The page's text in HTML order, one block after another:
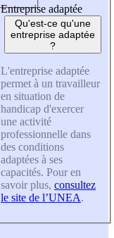
Entreprise adaptée
Qu'est-ce qu'une
entreprise adaptée
?
L'entreprise adaptée
permet à un travailleur
en situation de
handicap d'exercer
une activité
professionnelle dans
des conditions
adaptées à ses
capacités. Pour en
savoir plus, consultez
le site de l’UNEA.